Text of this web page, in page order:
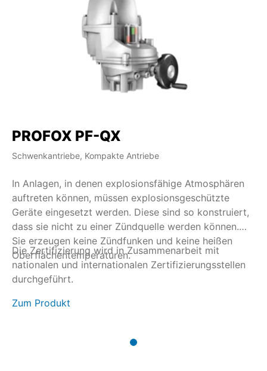
PROFOX PF-QX
Schwenkantriebe, Kompakte Antriebe
In Anlagen, in denen explosionsfähige Atmosphären
auftreten können, müssen explosionsgeschützte
Geräte eingesetzt werden. Diese sind so konstruiert,
dass sie nicht zu einer Zündquelle werden können.
Sie erzeugen keine Zündfunken und keine heißen
Oberflächentemperaturen.
Die Zertifizierung wird in Zusammenarbeit mit
nationalen und internationalen Zertifizierungsstellen
durchgeführt.
Zum Produkt